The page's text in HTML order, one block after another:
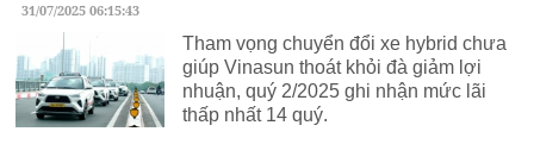
31/07/2025 06:15:43
Tham vọng chuyển đổi xe hybrid chưa
giúp Vinasun thoát khỏi đà giảm lợi
nhuận, quý 2/2025 ghi nhận mức lãi
thấp nhất 14 quý.